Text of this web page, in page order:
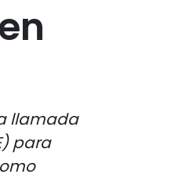
llamada
para